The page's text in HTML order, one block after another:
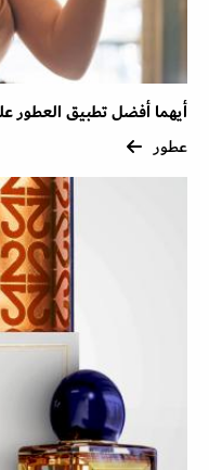
أيهما أفضل تطبيق العطور
عطور